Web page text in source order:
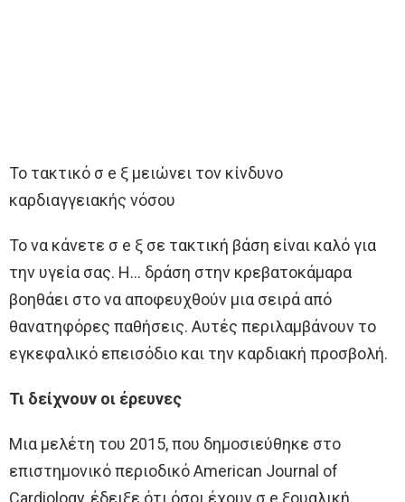
Το τακτικό σ e ξ μειώνει τον κίνδυνο
καρδιαγγειακής νόσου
Το να κάνετε σ e ξ σε τακτική βάση είναι καλό για
την υγεία σας. Η… δράση στην κρεβατοκάμαρα
βοηθάει στο να αποφευχθούν μια σειρά από
θανατηφόρες παθήσεις. Αυτές περιλαμβάνουν το
εγκεφαλικό επεισόδιο και την καρδιακή προσβολή.
Τι δείχνουν οι έρευνες
Μια μελέτη του 2015, που δημοσιεύθηκε στο
επιστημονικό περιοδικό American Journal of